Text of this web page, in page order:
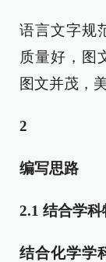
语言文字规
质量好，图
图文并茂，
2
编写思路
2.1 结合学
结合化学学